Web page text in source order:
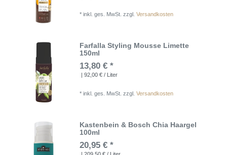
*inkl. ges. MwSt. zzgl.Versandkosten
Farfalla Styling Mousse Limette
150ml
13,80 € *
| 92,00 € / Liter
*inkl. ges. MwSt. zzgl.Versandkosten
Kastenbein & Bosch Chia Haargel
100ml
20,95 € *